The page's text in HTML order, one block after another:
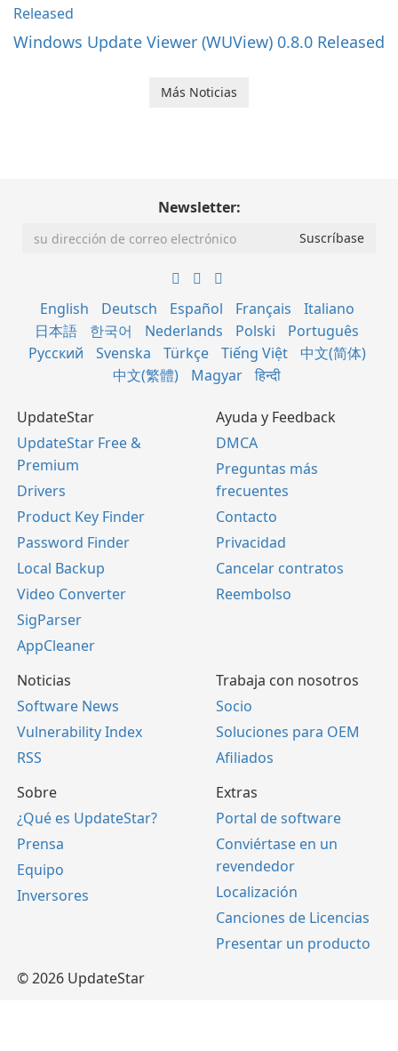
Windows Update Viewer (WUView) 0.8.0 Released
Más Noticias
Newsletter:
English Deutsch Español Français
Italiano
日本語
한국어 Nederlands Polski
Português
Русский
Svenska Türkçe Tiếng Việt
中文(简体)
中文(繁體)
Magyar हिन्दी
UpdateStar
UpdateStar Free &
Premium
Drivers
Product Key Finder
Password Finder
Local Backup
Video Converter
SigParser
AppCleaner
Ayuda y Feedback
DMCA
Preguntas más
frecuentes
Contacto
Privacidad
Cancelar contratos
Reembolso
Noticias
Software News
Vulnerability Index
RSS
Trabaja con nosotros
Socio
Soluciones para OEM
Afiliados
Sobre
¿Qué es UpdateStar?
Prensa
Equipo
Inversores
Extras
Portal de software
Conviértase en un
revendedor
Localización
Canciones de Licencias
Presentar un producto
© 2026 UpdateStar